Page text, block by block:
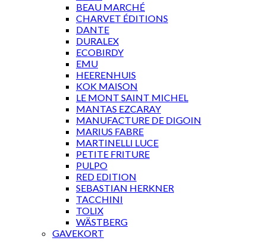
BEAU MARCHÉ
CHARVET ÉDITIONS
DANTE
DURALEX
ECOBIRDY
EMU
HEERENHUIS
KOK MAISON
LE MONT SAINT MICHEL
MANTAS EZCARAY
MANUFACTURE DE DIGOIN
MARIUS FABRE
MARTINELLI LUCE
PETITE FRITURE
PULPO
RED EDITION
SEBASTIAN HERKNER
TACCHINI
TOLIX
WÄSTBERG
GAVEKORT